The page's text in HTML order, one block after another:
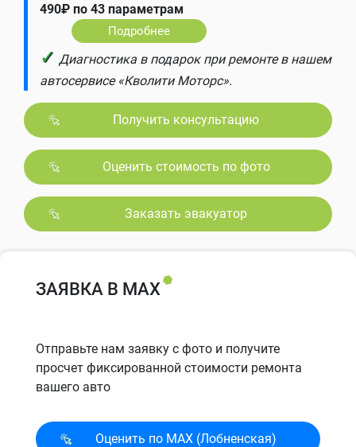
490₽ по 43 параметрам
Подробнее
✓ Диагностика в подарок при ремонте в нашем
автосервисе «Кволити Моторс».
Получить консультацию
Оценить стоимость по фото
Заказать эвакуатор
ЗАЯВКА В MAX
Отправьте нам заявку с фото и получите
просчет фиксированной стоимости ремонта
вашего авто
Оценить по MAX (Лобненская)